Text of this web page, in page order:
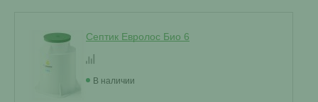
Септик Евролос Био 6
В наличии